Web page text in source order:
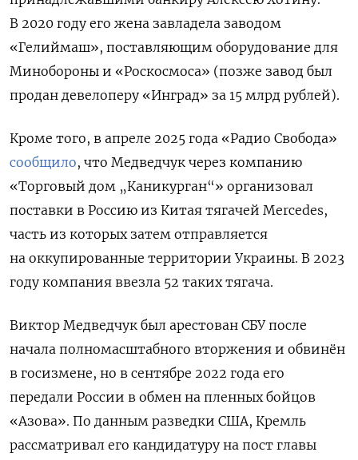
В 2020 году его жена завладела заводом
«Гелиймаш», поставляющим оборудование для
Минобороны и «Роскосмоса» (позже завод был
продан девелоперу «Инград» за 15 млрд рублей).
Кроме того, в апреле 2025 года «Радио Свобода»
сообщило, что Медведчук через компанию
«Торговый дом „Каникурган“» организовал
поставки в Россию из Китая тягачей Mercedes,
часть из которых затем отправляется
на оккупированные территории Украины. В 2023
году компания ввезла 52 таких тягача.
Виктор Медведчук был арестован СБУ после
начала полномасштабного вторжения и обвинён
в госизмене, но в сентябре 2022 года его
передали России в обмен на пленных бойцов
«Азова». По данным разведки США, Кремль
рассматривал его кандидатуру на пост главы